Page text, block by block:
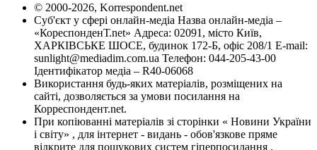
© 2000-2026, Korrespondent.net
Суб'єкт у сфері онлайн-медіа Назва онлайн-медіа –
«КореспонденТ.net» Адреса: 02091, місто Київ,
ХАРКІВСЬКЕ ШОСЕ, будинок 172-Б, офіс 208/1 E-mail:
sunlight@mediadim.com.ua Телефон: 044-205-43-00
Ідентифікатор медіа – R40-06068
Використання будь-яких матеріалів, розміщених на
сайті, дозволяється за умови посилання на
Корреспондент.net.
При копіюванні матеріалів зі сторінки « Новини України
і світу» , для інтернет - видань - обов'язкове пряме
відкрите для пошукових систем гіперпосилання .